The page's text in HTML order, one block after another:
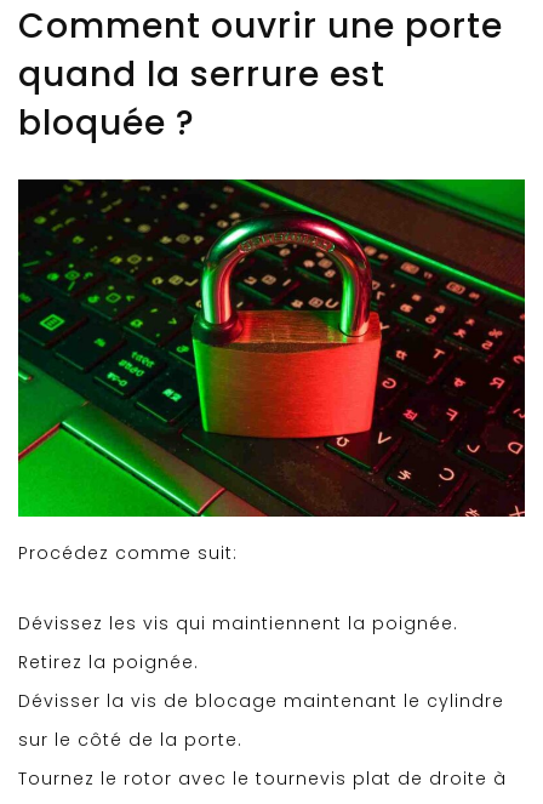
Comment ouvrir une porte
quand la serrure est
bloquée ?
Procédez comme suit:
Dévissez les vis qui maintiennent la poignée.
Retirez la poignée.
Dévisser la vis de blocage maintenant le cylindre
sur le côté de la porte.
Tournez le rotor avec le tournevis plat de droite à